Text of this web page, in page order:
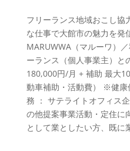
フリーランス地域おこし協
な仕事で大館市の魅力を発
MARUWWA（マルーワ）
ーランス（個人事業主）と
180,000円/月 + 補助 最大
動車補助・活動費） ※健
務 ： サテライトオフィス
の他提案事業活動・定住に
として業としたい方、既に